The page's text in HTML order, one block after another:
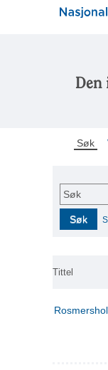
Den
Søk
Søk
Søk
Tittel